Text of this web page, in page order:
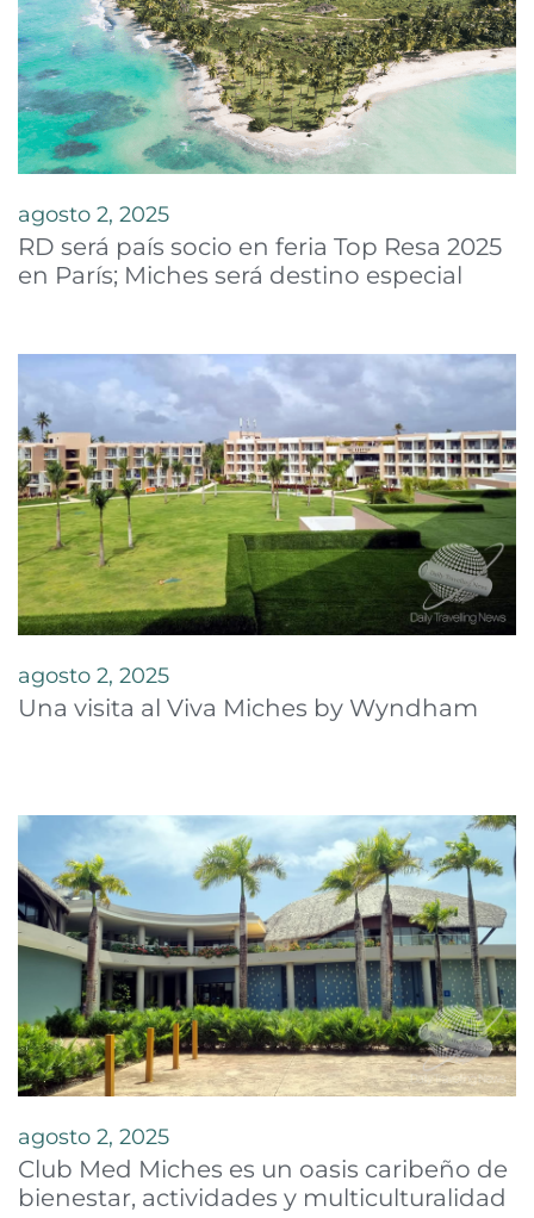
agosto 2, 2025
RD será país socio en feria Top Resa 2025
en París; Miches será destino especial
agosto 2, 2025
Una visita al Viva Miches by Wyndham
agosto 2, 2025
Club Med Miches es un oasis caribeño de
bienestar, actividades y multiculturalidad